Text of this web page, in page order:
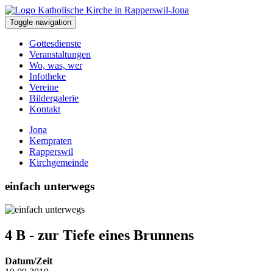
Toggle navigation
Gottesdienste
Veranstaltungen
Wo, was, wer
Infotheke
Vereine
Bildergalerie
Kontakt
Jona
Kempraten
Rapperswil
Kirchgemeinde
einfach unterwegs
4 B - zur Tiefe eines Brunnens
Datum/Zeit